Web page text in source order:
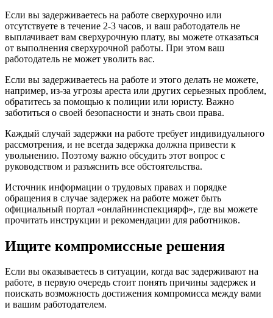
Если вы задерживаетесь на работе сверхурочно или
отсутствуете в течение 2-3 часов, и ваш работодатель не
выплачивает вам сверхурочную плату, вы можете отказаться
от выполнения сверхурочной работы. При этом ваш
работодатель не может уволить вас.
Если вы задерживаетесь на работе и этого делать не можете,
например, из-за угрозы ареста или других серьезных проблем,
обратитесь за помощью к полиции или юристу. Важно
заботиться о своей безопасности и знать свои права.
Каждый случай задержки на работе требует индивидуального
рассмотрения, и не всегда задержка должна привести к
увольнению. Поэтому важно обсудить этот вопрос с
руководством и разъяснить все обстоятельства.
Источник информации о трудовых правах и порядке
обращения в случае задержек на работе может быть
официальный портал «онлайнинспекциярф», где вы можете
прочитать инструкции и рекомендации для работников.
Ищите компромиссные решения
Если вы оказываетесь в ситуации, когда вас задерживают на
работе, в первую очередь стоит понять причины задержек и
поискать возможность достижения компромисса между вами
и вашим работодателем.